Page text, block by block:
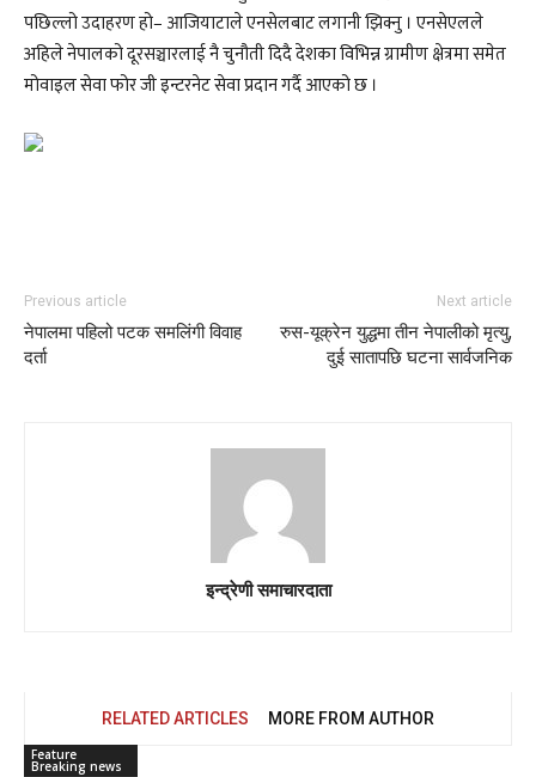
पछिल्लो उदाहरण हो– आजियाटाले एनसेलबाट लगानी झिक्नु । एनसेएलले
अहिले नेपालको दूरसञ्चारलाई नै चुनौती दिदै देशका विभिन्न ग्रामीण क्षेत्रमा समेत
मोवाइल सेवा फोर जी इन्टरनेट सेवा प्रदान गर्दै आएको छ ।
Previous article
नेपालमा पहिलो पटक समलिंगी विवाह
दर्ता
Next article
रुस-यूक्रेन युद्धमा तीन नेपालीको मृत्यु,
दुई सातापछि घटना सार्वजनिक
इन्द्रेणी समाचारदाता
RELATED ARTICLES MORE FROM AUTHOR
Feature
Breaking news